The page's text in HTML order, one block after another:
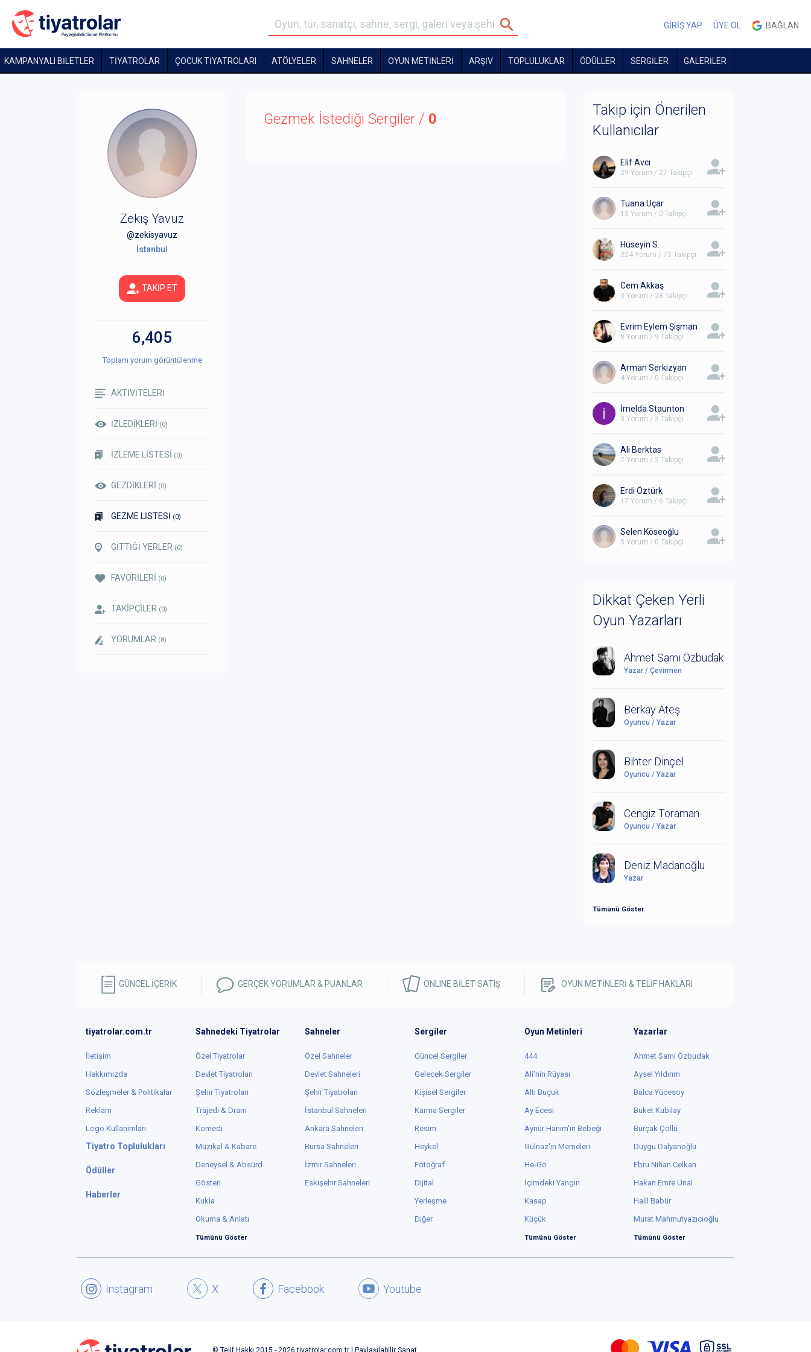
GİRİŞ YAP ÜYE OL BAĞLAN
KAMPANYALI BİLETLER TİYATROLAR ÇOCUK TIYATROLARI ATÖLYELER SAHNELER OYUN METİNLERİ ARŞİV TOPLULUKLAR ÖDÜLLER SERGİLER GALERİLER
Zekiş Yavuz
@zekisyavuz
İstanbul
TAKİP ET
6,405
Toplam yorum görüntülenme
AKTİVİTELERİ
İZLEDİKLERİ (0)
İZLEME LİSTESİ (0)
GEZDİKLERİ (0)
GEZME LİSTESİ (0)
GİTTİĞİ YERLER (0)
FAVORİLERİ (0)
TAKİPÇİLER (0)
YORUMLAR (8)
Gezmek İstediği Sergiler / 0
Takip için Önerilen
Kullanıcılar
Elif Avcı
29 Yorum / 27 Takipçi
Tuana Uçar
13 Yorum / 0 Takipçi
Hüseyin S.
224 Yorum / 73 Takipçi
Cem Akkaş
3 Yorum / 28 Takipçi
Evrim Eylem Şişman
8 Yorum / 9 Takipçi
Arman Serkizyan
4 Yorum / 0 Takipçi
İmelda Staunton
3 Yorum / 3 Takipçi
Ali Berktas
7 Yorum / 2 Takipçi
Erdi Öztürk
17 Yorum / 6 Takipçi
Selen Köseoğlu
5 Yorum / 0 Takipçi
Dikkat Çeken Yerli
Oyun Yazarları
Ahmet Sami Özbudak
Yazar / Çevirmen
Berkay Ateş
Oyuncu / Yazar
Bihter Dinçel
Oyuncu / Yazar
Cengiz Toraman
Oyuncu / Yazar
Deniz Madanoğlu
Yazar
Tümünü Göster
GÜNCEL İÇERİK GERÇEK YORUMLAR & PUANLAR ONLINE BİLET SATIŞ OYUN METİNLERİ & TELİF HAKLARI
tiyatrolar.com.tr
İletişim
Hakkımızda
Sözleşmeler & Politikalar
Reklam
Logo Kullanımları
Tiyatro Toplulukları
Ödüller
Haberler
Sahnedeki Tiyatrolar
Özel Tiyatrolar
Devlet Tiyatroları
Şehir Tiyatroları
Trajedi & Dram
Komedi
Müzikal & Kabare
Deneysel & Absürd
Gösteri
Kukla
Okuma & Anlatı
Tümünü Göster
Sahneler
Özel Sahneler
Devlet Sahneleri
Şehir Tiyatroları
İstanbul Sahneleri
Ankara Sahneleri
Bursa Sahneleri
İzmir Sahneleri
Eskişehir Sahneleri
Sergiler
Güncel Sergiler
Gelecek Sergiler
Kişisel Sergiler
Karma Sergiler
Resim
Heykel
Fotoğraf
Dijital
Yerleşme
Diğer
Oyun Metinleri
444
Ali'nin Rüyası
Altı Buçuk
Ay Ecesi
Aynur Hanım'ın Bebeği
Gülnaz'ın Memeleri
He-Go
İçimdeki Yangın
Kasap
Küçük
Tümünü Göster
Yazarlar
Ahmet Sami Özbudak
Aysel Yıldırım
Balca Yücesoy
Buket Kubilay
Burçak Çöllü
Duygu Dalyanoğlu
Ebru Nihan Celkan
Hakan Emre Ünal
Halil Babür
Murat Mahmutyazıcıoğlu
Tümünü Göster
Youtube
Facebook
X
Instagram
© Telif Hakkı 2015 - 2026 tiyatrolar.com.tr | Paylaşılabilir Sanat